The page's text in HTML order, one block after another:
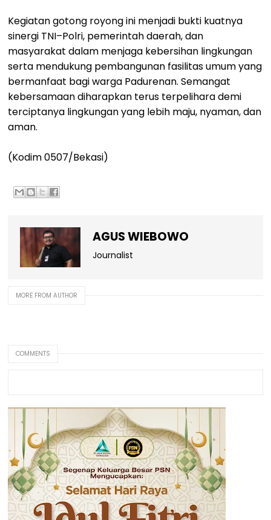
Kegiatan gotong royong ini menjadi bukti kuatnya
sinergi TNI–Polri, pemerintah daerah, dan
masyarakat dalam menjaga kebersihan lingkungan
serta mendukung pembangunan fasilitas umum yang
bermanfaat bagi warga Padurenan. Semangat
kebersamaan diharapkan terus terpelihara demi
terciptanya lingkungan yang lebih maju, nyaman, dan
aman.
(Kodim 0507/Bekasi)
AGUS WIEBOWO
Journalist
MORE FROM AUTHOR
COMMENTS